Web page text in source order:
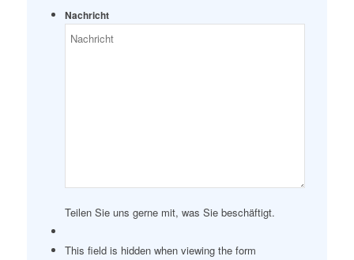
Nachricht
Teilen Sie uns gerne mit, was Sie beschäftigt.
This field is hidden when viewing the form